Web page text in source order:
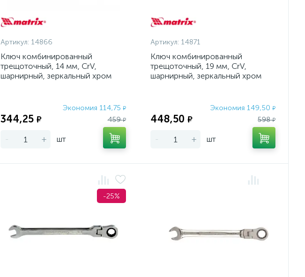
Артикул: 14866
Ключ комбинированный
трещоточный, 14 мм, CrV,
шарнирный, зеркальный хром
Экономия 114,75 ₽
344,25 ₽ 459₽
- + шт
Артикул: 14871
Ключ комбинированный
трещоточный, 19 мм, CrV,
шарнирный, зеркальный хром
Экономия 149,50₽
448,50 ₽ 598₽
- + шт
-25%